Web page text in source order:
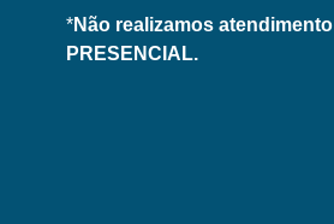
*Não realizamos atendimento
PRESENCIAL.